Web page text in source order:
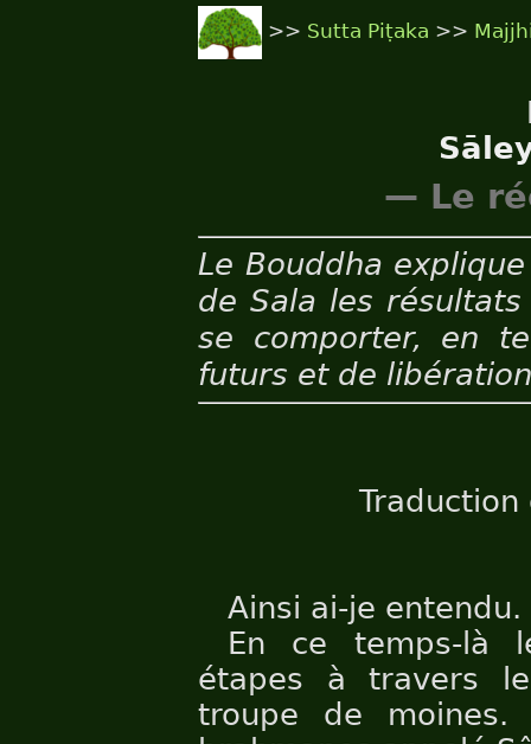
>> Sutta Piṭaka >>
— Le
Le Bouddha
de Sala les
se comporter, en
futurs et de
Traduction
Ainsi ai-je entendu.
En ce temps-là
étapes à travers
troupe de